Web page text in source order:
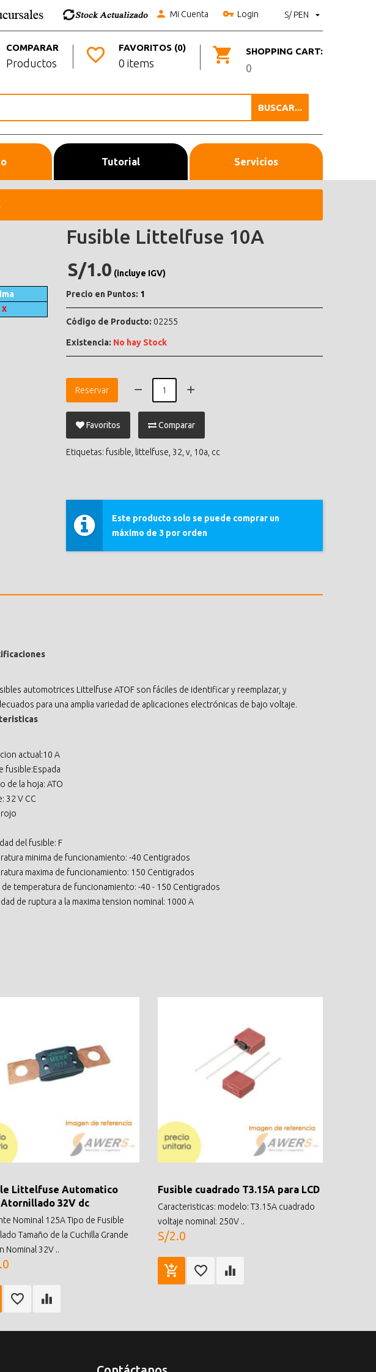
S/ PEN
Mi Cuenta Login
SHOPPING CART:
0
FAVORITOS (0)
0 items
COMPARAR
Productos
BUSCAR...
Tutorial Servicios
X
Fusible Littelfuse 10A
S/1.0 (incluye IGV)
Precio en Puntos: 1
Código de Producto: 02255
Existencia: No hay Stock
Reservar
Favoritos Comparar
Etiquetas: fusible littelfuse 32 v 10a cc
Este producto solo se puede comprar un
máximo de 3 por orden
automotrices Littelfuse ATOF son fáciles de identificar y reemplazar, y
para una amplia variedad de aplicaciones electrónicas de bajo voltaje.
actual:10 A
fusible:Espada
de la hoja: ATO
32 V CC
del fusible: F
minima de funcionamiento: -40 Centigrados
maxima de funcionamiento: 150 Centigrados
de temperatura de funcionamiento: -40 - 150 Centigrados
de ruptura a la maxima tension nominal: 1000 A
Littelfuse Automatico
Atornillado 32V dc
Nominal 125A Tipo de Fusible
Tamaño de la Cuchilla Grande
Nominal 32V ..
Fusible cuadrado T3.15A para LCD
Caracteristicas: modelo: T3.15A cuadrado
voltaje nominal: 250V ..
S/2.0